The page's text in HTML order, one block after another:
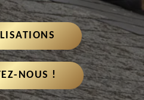
NOUS !